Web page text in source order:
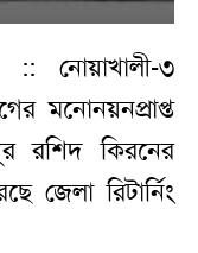
:: নোয়াখালী-৩
মনোনয়নপ্রাপ্ত
রশিদ কিরনের
জেলা রিটার্নিং